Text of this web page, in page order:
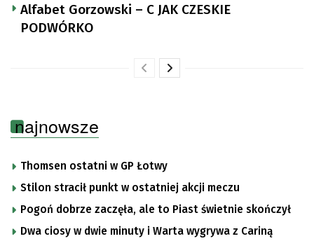
Alfabet Gorzowski – C JAK CZESKIE
PODWÓRKO
najnowsze
Thomsen ostatni w GP Łotwy
Stilon stracił punkt w ostatniej akcji meczu
Pogoń dobrze zaczęła, ale to Piast świetnie skończył
Dwa ciosy w dwie minuty i Warta wygrywa z Cariną